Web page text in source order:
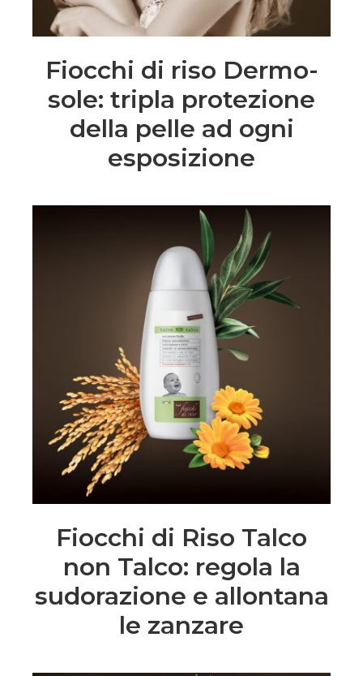
Fiocchi di riso Dermo-
sole: tripla protezione
della pelle ad ogni
esposizione
Fiocchi di Riso Talco
non Talco: regola la
sudorazione e allontana
le zanzare